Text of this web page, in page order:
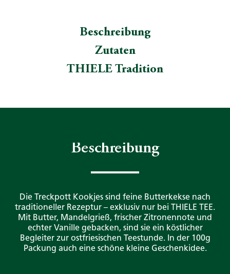
Beschreibung
Zutaten
THIELE Tradition
Beschreibung
Die Treckpott Kookjes sind feine Butterkekse nach
traditioneller Rezeptur – exklusiv nur bei THIELE TEE.
Mit Butter, Mandelgrieß, frischer Zitronennote und
echter Vanille gebacken, sind sie ein köstlicher
Begleiter zur ostfriesischen Teestunde. In der 100g
Packung auch eine schöne kleine Geschenkidee.